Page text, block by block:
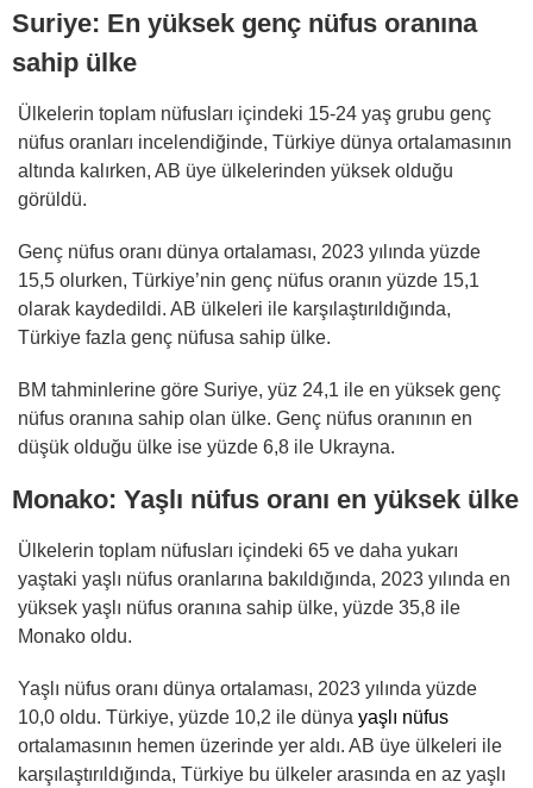
Suriye: En yüksek genç nüfus oranına
sahip ülke
Ülkelerin toplam nüfusları içindeki 15-24 yaş grubu genç
nüfus oranları incelendiğinde, Türkiye dünya ortalamasının
altında kalırken, AB üye ülkelerinden yüksek olduğu
görüldü.
Genç nüfus oranı dünya ortalaması, 2023 yılında yüzde
15,5 olurken, Türkiye’nin genç nüfus oranın yüzde 15,1
olarak kaydedildi. AB ülkeleri ile karşılaştırıldığında,
Türkiye fazla genç nüfusa sahip ülke.
BM tahminlerine göre Suriye, yüz 24,1 ile en yüksek genç
nüfus oranına sahip olan ülke. Genç nüfus oranının en
düşük olduğu ülke ise yüzde 6,8 ile Ukrayna.
Monako: Yaşlı nüfus oranı en yüksek ülke
Ülkelerin toplam nüfusları içindeki 65 ve daha yukarı
yaştaki yaşlı nüfus oranlarına bakıldığında, 2023 yılında en
yüksek yaşlı nüfus oranına sahip ülke, yüzde 35,8 ile
Monako oldu.
Yaşlı nüfus oranı dünya ortalaması, 2023 yılında yüzde
10,0 oldu. Türkiye, yüzde 10,2 ile dünya yaşlı nüfus
ortalamasının hemen üzerinde yer aldı. AB üye ülkeleri ile
karşılaştırıldığında, Türkiye bu ülkeler arasında en az yaşlı